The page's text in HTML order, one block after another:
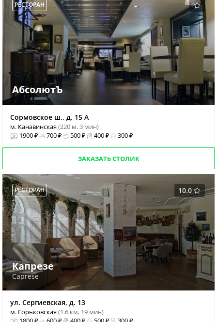
РЕСТОРАН
АбсолютЪ
Сормовское ш., д. 15 А
м. Канавинская(220 м, 3 мин)
1900 ₽
700 ₽ 500 ₽ 400 ₽ 300 ₽
ЗАКАЗАТЬ СТОЛИК
10.0
РЕСТОРАН
Капрезе
Caprese
ул. Сергиевская, д. 13
м. Горьковская(1.6 км, 19 мин)